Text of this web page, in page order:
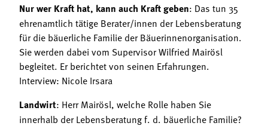
Nur wer Kraft hat, kann auch Kraft geben: Das tun 35
ehrenamtlich tätige Berater/innen der Lebensberatung
für die bäuerliche Familie der Bäuerinnenorganisation.
Sie werden dabei vom Supervisor Wilfried Mairösl
begleitet. Er berichtet von seinen Erfahrungen.
Interview: Nicole Irsara
Landwirt: Herr Mairösl, welche Rolle haben Sie
innerhalb der Lebensberatung f. d. bäuerliche Familie?